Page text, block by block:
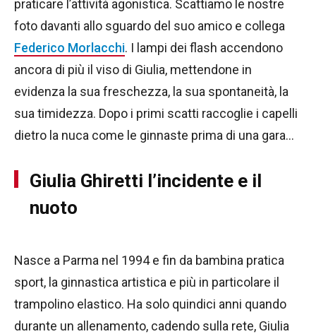
praticare l’attività agonistica. Scattiamo le nostre
foto davanti allo sguardo del suo amico e collega
Federico Morlacchi. I lampi dei flash accendono
ancora di più il viso di Giulia, mettendone in
evidenza la sua freschezza, la sua spontaneità, la
sua timidezza. Dopo i primi scatti raccoglie i capelli
dietro la nuca come le ginnaste prima di una gara…
Giulia Ghiretti l’incidente e il
nuoto
Nasce a Parma nel 1994 e fin da bambina pratica
sport, la ginnastica artistica e più in particolare il
trampolino elastico. Ha solo quindici anni quando
durante un allenamento, cadendo sulla rete, Giulia